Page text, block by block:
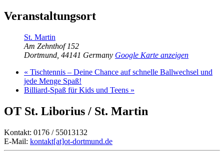
Veranstaltungsort
St. Martin
Am Zehnthof 152
Dortmund 44141 Germany Google Karte anzeigen
« Tischtennis – Deine Chance auf schnelle Ballwechsel und
jede Menge Spaß!
Billiard-Spaß für Kids und Teens »
OT St. Liborius / St. Martin
Kontakt: 0176 / 55013132
E-Mail: kontakt[at]ot-dortmund.de